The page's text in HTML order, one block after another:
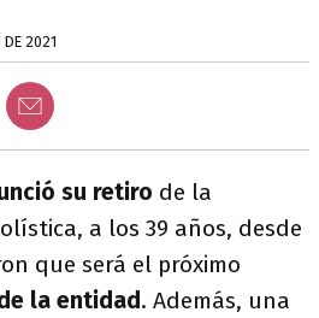
DE 2021
su retiro de la
a los 39 años, desde
que será el próximo
la entidad. Además, una